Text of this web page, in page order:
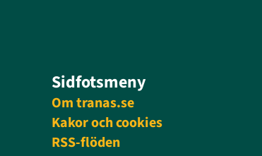
Sidfotsmeny
Om tranas.se
Kakor och cookies
RSS-flöden